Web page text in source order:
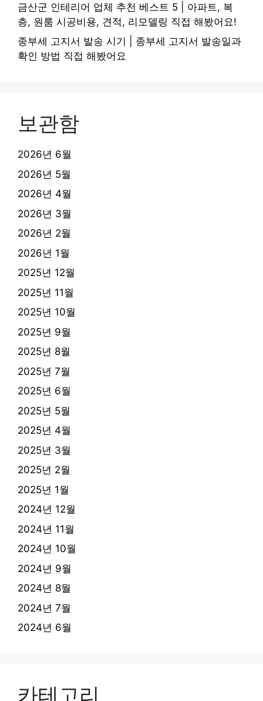
금산군 인테리어 업체 추천 베스트 5 | 아파트, 복
층, 원룸 시공비용, 견적, 리모델링 직접 해봤어요!
종부세 고지서 발송 시기 | 종부세 고지서 발송일과
확인 방법 직접 해봤어요
보관함
2026년 6월
2026년 5월
2026년 4월
2026년 3월
2026년 2월
2026년 1월
2025년 12월
2025년 11월
2025년 10월
2025년 9월
2025년 8월
2025년 7월
2025년 6월
2025년 5월
2025년 4월
2025년 3월
2025년 2월
2025년 1월
2024년 12월
2024년 11월
2024년 10월
2024년 9월
2024년 8월
2024년 7월
2024년 6월
카테고리